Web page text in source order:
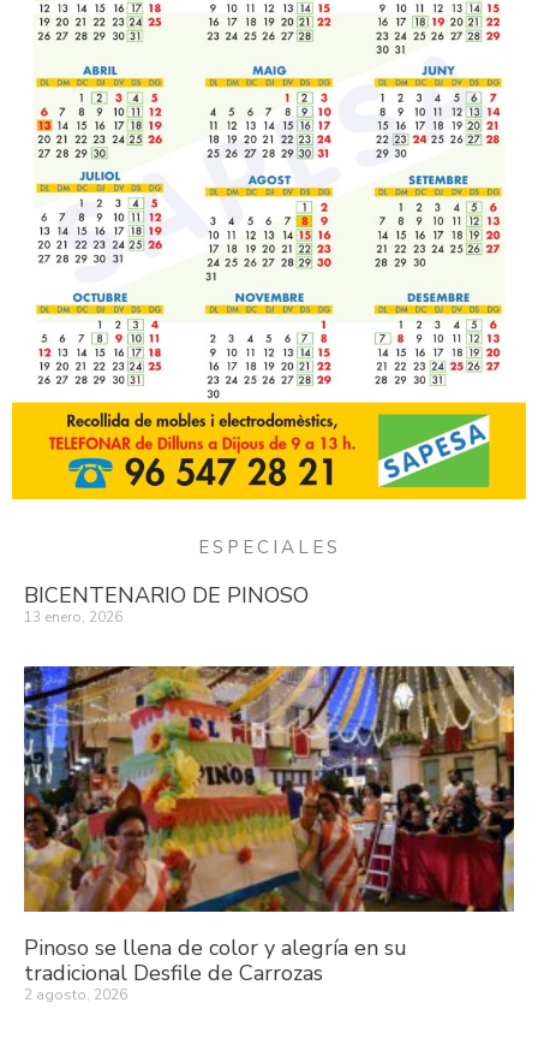
ESPECIALES
BICENTENARIO DE PINOSO
13 enero, 2026
Pinoso se llena de color y alegría en su
tradicional Desfile de Carrozas
2 agosto, 2026